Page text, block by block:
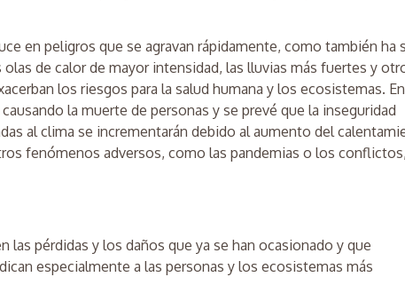
en peligros que se agravan rápidamente, como también ha
de calor de mayor intensidad, las lluvias más fuertes y
los riesgos para la salud humana y los ecosistemas. En
la muerte de personas y se prevé que la inseguridad
al clima se incrementarán debido al aumento del
fenómenos adversos, como las pandemias o los conflictos,
las pérdidas y los daños que ya se han ocasionado y que
especialmente a las personas y los ecosistemas más